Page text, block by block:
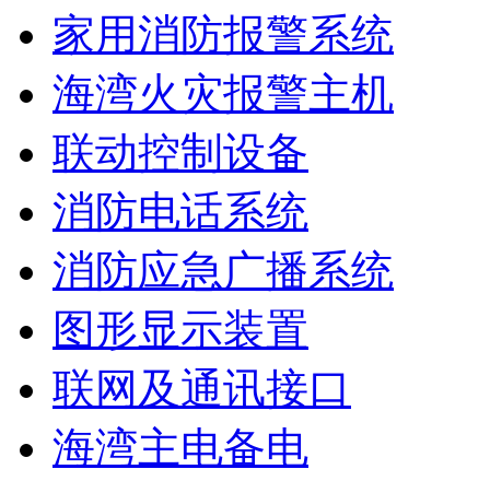
家用消防报警系统
海湾火灾报警主机
联动控制设备
消防电话系统
消防应急广播系统
图形显示装置
联网及通讯接口
海湾主电备电